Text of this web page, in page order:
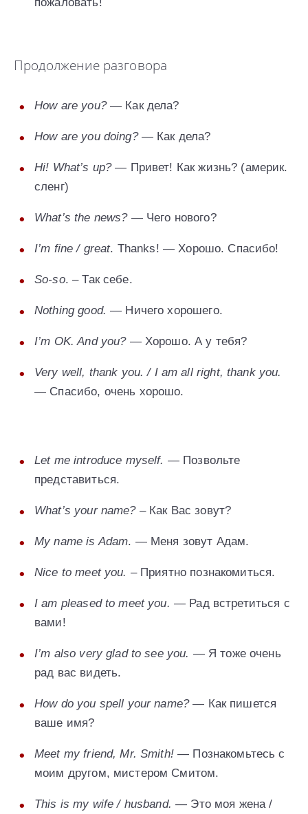
Продолжение разговора
How are you?— Как дела?
How are you doing?— Как дела?
Hi! What’s up?— Привет! Как жизнь? (америк.
сленг)
What’s the news?— Чего нового?
I’m fine / great. Thanks! — Хорошо. Спасибо!
So-so. – Так себе.
Nothing good. — Ничего хорошего.
I’m OK. And you?— Хорошо. А у тебя?
Very well, thank you. / I am all right, thank you.
— Спасибо, очень хорошо.
Let me introduce myself. — Позвольте
представиться.
What’s your name?– Как Вас зовут?
My name is Adam. — Меня зовут Адам.
Nice to meet you. – Приятно познакомиться.
I am pleased to meet you. — Рад встретиться с
вами!
I’m also very glad to see you. — Я тоже очень
рад вас видеть.
How do you spell your name?— Как пишется
ваше имя?
Meet my friend, Mr. Smith!— Познакомьтесь с
моим другом, мистером Смитом.
This is my wife / husband. — Это моя жена /